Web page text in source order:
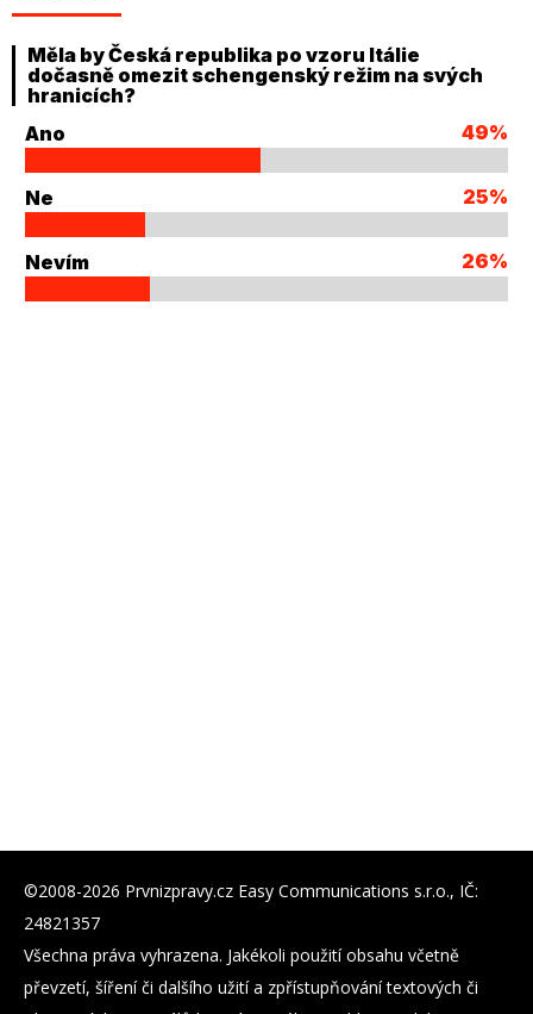
Měla by Česká republika po vzoru Itálie
dočasně omezit schengenský režim na svých
hranicích?
Ano
49%
Ne 25%
Nevím 26%
©2008-2026 Prvnizpravy.cz Easy Communications s.r.o., IČ:
24821357
Všechna práva vyhrazena. Jakékoli použití obsahu včetně
převzetí, šíření či dalšího užití a zpřístupňování textových či